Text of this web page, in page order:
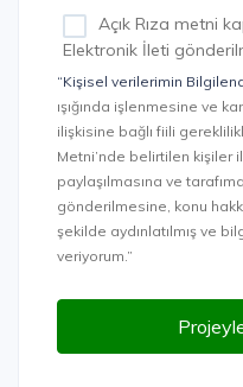
Açık Rıza metni
Elektronik İleti
“Kişisel verilerimin
ışığında işlenmesine ve
ilişkisine bağlı fiili
Metni’nde belirtilen kişiler
paylaşılmasına ve
gönderilmesine, konu
şekilde aydınlatılmış ve
veriyorum.”